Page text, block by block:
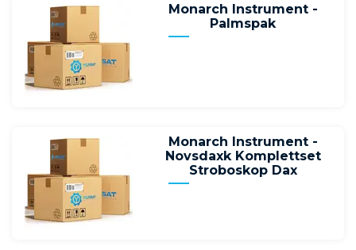
Monarch Instrument -
Palmspak
Monarch Instrument -
Novsdaxk Komplettset
Stroboskop Dax